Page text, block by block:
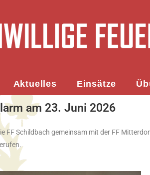
Aktuelles Einsätze
am 23. Juni 2026
FF Schildbach gemeinsam mit der FF